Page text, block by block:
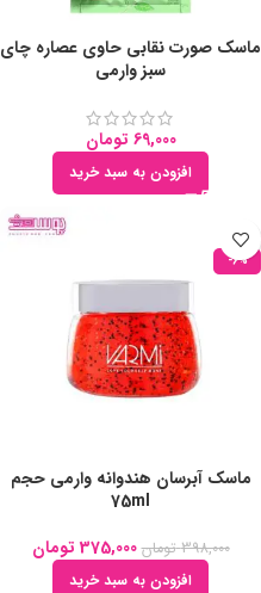
ماسک صورت نقابی حاوی عصاره چای
سبز وارمی
69,000 تومان
افزودن به سبد خرید
-6%
ماسک آبرسان هندوانه وارمی حجم
75ml
398,000 تومان 375,000 تومان
افزودن به سبد خرید